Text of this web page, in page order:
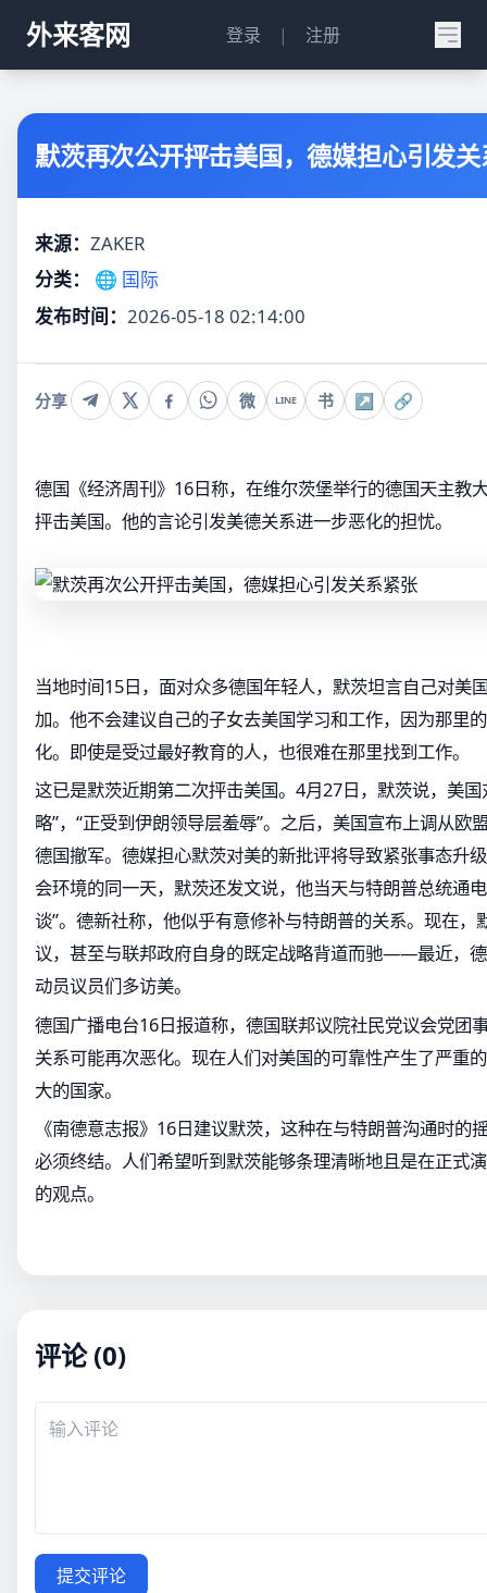
外来客网 登录 | 注册
默茨再次公开抨击美国，德媒担心引发
来源： ZAKER
分类：
🌐 国际
发布时间： 2026-05-18 02:14:00
分享 微 LINE 书 ↗ 🔗
德国《经济周刊》16日称，在维尔茨堡举行的德国天主教
抨击美国。他的言论引发美德关系进一步恶化的担忧。
当地时间15日，面对众多德国年轻人，默茨坦言自己对美
加。他不会建议自己的子女去美国学习和工作，因为那里
化。即使是受过最好教育的人，也很难在那里找到工作。
这已是默茨近期第二次抨击美国。4月27日，默茨说，美
略”，“正受到伊朗领导层羞辱”。之后，美国宣布上调从欧
德国撤军。德媒担心默茨对美的新批评将导致紧张事态升
会环境的同一天，默茨还发文说，他当天与特朗普总统通
谈”。德新社称，他似乎有意修补与特朗普的关系。现在，
议，甚至与联邦政府自身的既定战略背道而驰——最近，
动员议员们多访美。
德国广播电台16日报道称，德国联邦议院社民党议会党团
关系可能再次恶化。现在人们对美国的可靠性产生了严重
大的国家。
《南德意志报》16日建议默茨，这种在与特朗普沟通时的
必须终结。人们希望听到默茨能够条理清晰地且是在正式
的观点。
评论 (0)
提交评论